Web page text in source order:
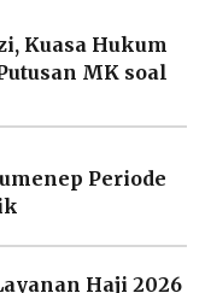
Kuasa Hukum
MK soal
Periode
Haji 2026